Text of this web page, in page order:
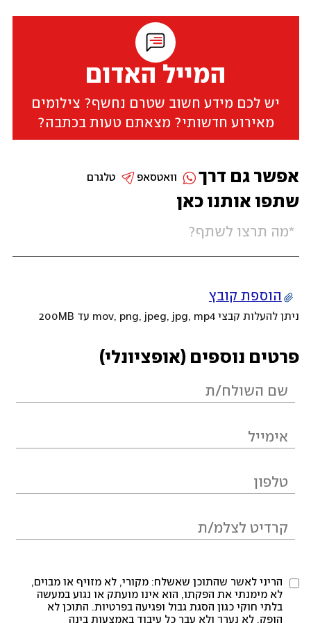
המייל האדום
יש לכם מידע חשוב שטרם נחשף? צילומים
מאירוע חדשותי? מצאתם טעות בכתבה?
שתפו אותנו כאן
הוספת קובץ
ניתן להעלות קבצי mov, png, jpeg, jpg, mp4 עד 200MB
פרטים נוספים (אופציונלי)
הריני לאשר שהתוכן שאשלח: מקורי, לא מזויף או מבוים,
לא מימנתי את הפקתו, הוא אינו מועתק או נגוע במעשה
בלתי חוקי כגון הסגת גבול ופגיעה בפרטיות. התוכן לא
הופק, לא נערך ולא עבר כל עיבוד באמצעות בינה
אפשר גם דרך טלגרם וואטסאפ